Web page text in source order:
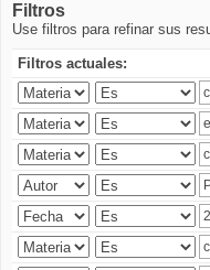
Filtros
Use filtros para refinar sus
Filtros actuales: